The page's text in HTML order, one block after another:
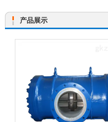
产品展示